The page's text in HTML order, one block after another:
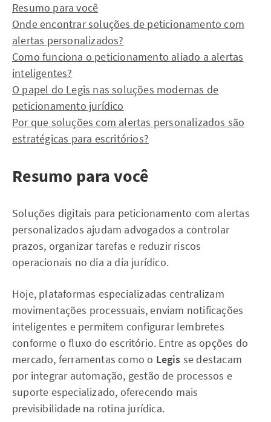
Resumo para você
Onde encontrar soluções de peticionamento com
alertas personalizados?
Como funciona o peticionamento aliado a alertas
inteligentes?
O papel do Legis nas soluções modernas de
peticionamento jurídico
Por que soluções com alertas personalizados são
estratégicas para escritórios?
Resumo para você
Soluções digitais para peticionamento com alertas
personalizados ajudam advogados a controlar
prazos, organizar tarefas e reduzir riscos
operacionais no dia a dia jurídico.
Hoje, plataformas especializadas centralizam
movimentações processuais, enviam notificações
inteligentes e permitem configurar lembretes
conforme o fluxo do escritório. Entre as opções do
mercado, ferramentas como o Legis se destacam
por integrar automação, gestão de processos e
suporte especializado, oferecendo mais
previsibilidade na rotina jurídica.